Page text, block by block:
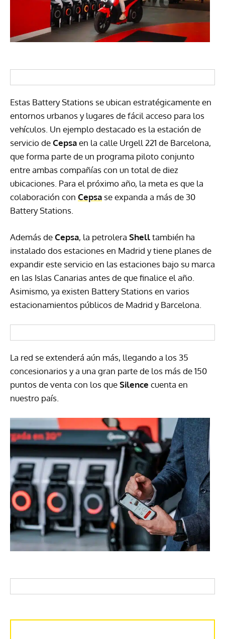
Estas Battery Stations se ubican estratégicamente en
entornos urbanos y lugares de fácil acceso para los
vehículos. Un ejemplo destacado es la estación de
servicio deCepsaen la calle Urgell 221 de Barcelona,
que forma parte de un programa piloto conjunto
entre ambas compañías con un total de diez
ubicaciones. Para el próximo año, la meta es que la
colaboración con Cepsa se expanda a más de 30
Battery Stations.
Además deCepsa, la petrolera Shelltambién ha
instalado dos estaciones en Madrid y tiene planes de
expandir este servicio en las estaciones bajo su marca
en las Islas Canarias antes de que finalice el año.
Asimismo, ya existen Battery Stations en varios
estacionamientos públicos de Madrid y Barcelona.
La red se extenderá aún más, llegando a los 35
concesionarios y a una gran parte de los más de 150
puntos de venta con los queSilence cuenta en
nuestro país.